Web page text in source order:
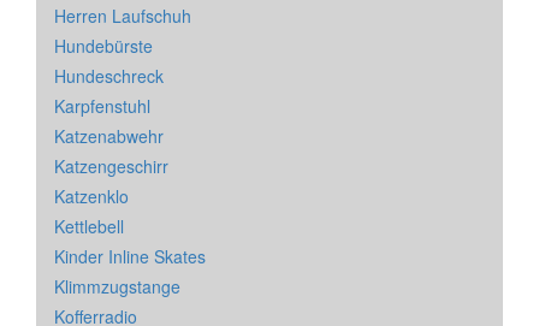
Herren Laufschuh
Hundebürste
Hundeschreck
Karpfenstuhl
Katzenabwehr
Katzengeschirr
Katzenklo
Kettlebell
Kinder Inline Skates
Klimmzugstange
Kofferradio